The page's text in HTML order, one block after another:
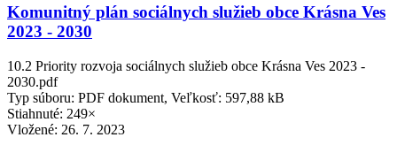
Komunitný plán sociálnych služieb obce Krásna Ves
2023 - 2030
10.2 Priority rozvoja sociálnych služieb obce Krásna Ves 2023 -
2030.pdf
Typ súboru: PDF dokument, Veľkosť: 597,88 kB
Stiahnuté: 249×
Vložené: 26. 7. 2023